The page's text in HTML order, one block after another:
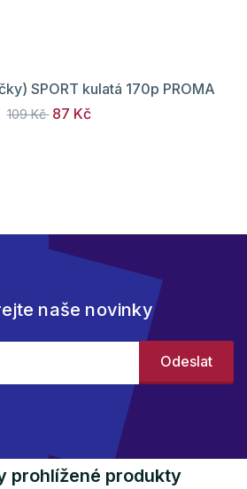
SPORT kulatá 170p PROMA
109 Kč 87 Kč
naše novinky
prohlížené produkty